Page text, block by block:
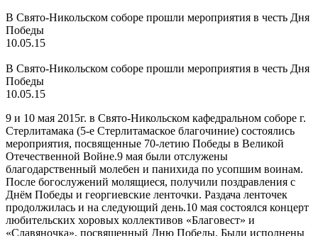
В Свято-Никольском соборе прошли мероприятия в честь Дня
Победы
10.05.15
В Свято-Никольском соборе прошли мероприятия в честь Дня
Победы
10.05.15
9 и 10 мая 2015г. в Свято-Никольском кафедральном соборе г.
Стерлитамака (5-е Стерлитамаское благочиние) состоялись
мероприятия, посвященные 70-летию Победы в Великой
Отечественной Войне.9 мая были отслужены
благодарственный молебен и панихида по усопшим воинам.
После богослужений молящиеся, получили поздравления с
Днём Победы и георгиевские ленточки. Раздача ленточек
продолжилась и на следующий день.10 мая состоялся концерт
любительских хоровых коллективов «Благовест» и
«Славяночка», посвященный Дню Победы. Были исполнены